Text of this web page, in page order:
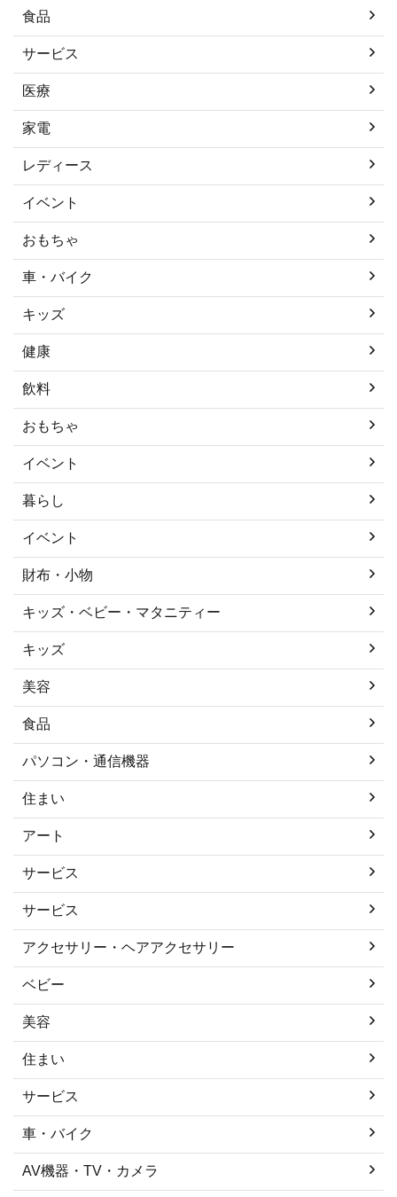
食品
サービス
医療
家電
レディース
イベント
おもちゃ
車・バイク
キッズ
健康
飲料
おもちゃ
イベント
暮らし
イベント
財布・小物
キッズ・ベビー・マタニティー
キッズ
美容
食品
パソコン・通信機器
住まい
アート
サービス
サービス
アクセサリー・ヘアアクセサリー
ベビー
美容
住まい
サービス
車・バイク
AV機器・TV・カメラ